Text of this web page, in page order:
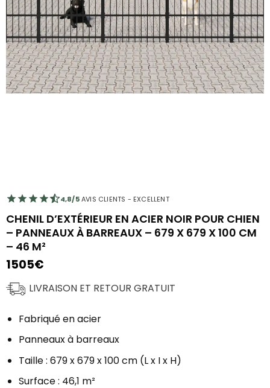
4,8/5AVIS CLIENTS - EXCELLENT
CHENIL D’EXTÉRIEUR EN ACIER NOIR POUR CHIEN
– PANNEAUX À BARREAUX – 679 X 679 X 100 CM
– 46 M²
1505€
LIVRAISON ET RETOUR GRATUIT
Fabriqué en acier
Panneaux à barreaux
Taille : 679 x 679 x 100 cm (L x I x H)
Surface : 46,1 m²